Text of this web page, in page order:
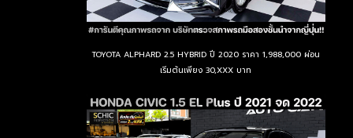
TOYOTA ALPHARD 2.5 HYBRID ปี 2020 ราคา 1,988,000 ผ่อน
เริ่มต้นเพียง 30,XXX บาท